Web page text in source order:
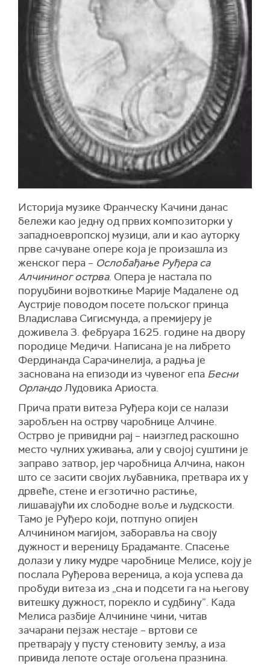
Историја музике Франческу Качини данас
бележи као једну од првих композиторки у
западноевропској музици, али и као ауторку
прве сачуване опере која је произашла из
женског пера – Ослобађање Руђера са
Алчининог острва. Опера је настала по
поруџбини војвоткиње Марије Мадалене од
Аустрије поводом посете пољског принца
Владислава Сигисмунда, а премијеру је
доживела 3. фебруара 1625. године на двору
породице Медичи. Написана је на либрето
Фердинанда Сарачинелија, а радња је
заснована на епизоди из чувеног епа Бесни
ОрландоЛудовика Ариоста.
Прича прати витеза Руђера који се налази
заробљен на острву чаробнице Алчине.
Острво је привидни рај – наизглед раскошно
место чулних уживања, али у својој суштини је
заправо затвор, јер чаробница Алчина, након
што се засити својих љубавника, претвара их у
дрвеће, стене и егзотично растиње,
лишавајући их слободне воље и људскости.
Тамо је Руђеро који, потпуно опијен
Алчинином магијом, заборавља на своју
дужност и вереницу Брадаманте. Спасење
долази у лику мудре чаробнице Мелисе, коју је
послала Руђерова вереница, а која успева да
пробуди витеза из „сна и подсети га на његову
витешку дужност, порекло и судбину”. Када
Мелиса разбије Алчинине чини, читав
зачарани пејзаж нестаје – вртови се
претварају у пусту стеновиту земљу, а иза
привида лепоте остаје огољена празнина.